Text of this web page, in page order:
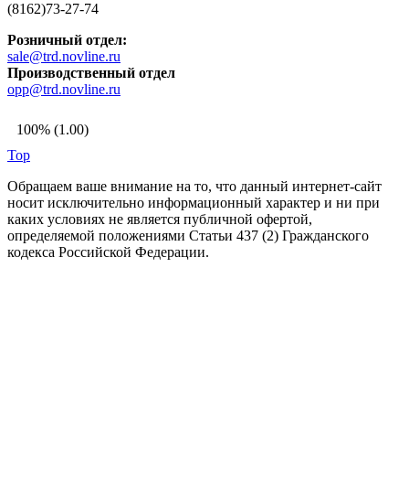
(8162)73-27-74
Розничный отдел:
sale@trd.novline.ru
Производственный отдел
opp@trd.novline.ru
100% (1.00)
Top
Обращаем ваше внимание на то, что данный интернет-сайт
носит исключительно информационный характер и ни при
каких условиях не является публичной офертой,
определяемой положениями Статьи 437 (2) Гражданского
кодекса Российской Федерации.